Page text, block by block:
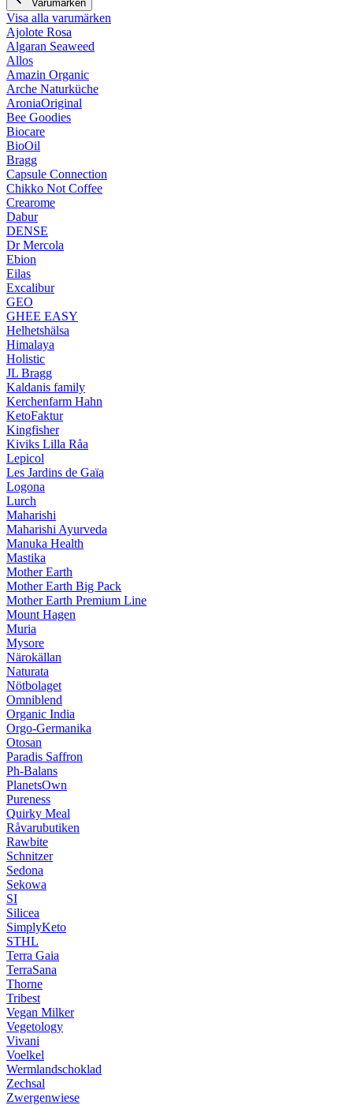
Varumärken
Visa alla varumärken
Ajolote Rosa
Algaran Seaweed
Allos
Amazin Organic
Arche Naturküche
AroniaOriginal
Bee Goodies
Biocare
BioOil
Bragg
Capsule Connection
Chikko Not Coffee
Crearome
Dabur
DENSE
Dr Mercola
Ebion
Eilas
Excalibur
GEO
GHEE EASY
Helhetshälsa
Himalaya
Holistic
JL Bragg
Kaldanis family
Kerchenfarm Hahn
KetoFaktur
Kingfisher
Kiviks Lilla Råa
Lepicol
Les Jardins de Gaïa
Logona
Lurch
Maharishi
Maharishi Ayurveda
Manuka Health
Mastika
Mother Earth
Mother Earth Big Pack
Mother Earth Premium Line
Mount Hagen
Muria
Mysore
Närokällan
Naturata
Nötbolaget
Omniblend
Organic India
Orgo-Germanika
Otosan
Paradis Saffron
Ph-Balans
PlanetsOwn
Pureness
Quirky Meal
Råvarubutiken
Rawbite
Schnitzer
Sedona
Sekowa
SI
Silicea
SimplyKeto
STHL
Terra Gaia
TerraSana
Thorne
Tribest
Vegan Milker
Vegetology
Vivani
Voelkel
Wermlandschoklad
Zechsal
Zwergenwiese